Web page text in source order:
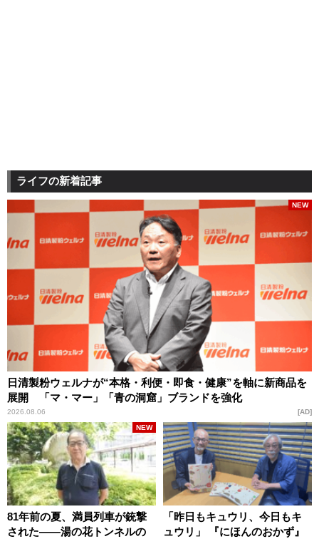
ライフの新着記事
日清製粉ウェルナが“本格・利便・即食・健康”を軸に新商品を
展開 「マ・マー」「青の洞窟」ブランドを強化
2026.08.06
NEW
AD
81年前の夏、満員列車が銃撃
された――湯の花トンネルの
NEW
「昨日もキュウリ、今日もキ
ュウリ」 『にほんのおかず』